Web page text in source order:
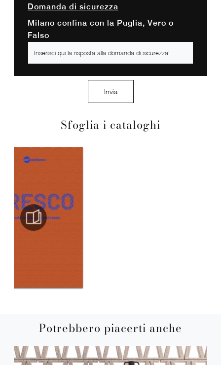
Sfoglia i cataloghi
Domanda di sicurezza
Milano confina con la Puglia, Vero o
Falso
Invia
Potrebbero piacerti anche